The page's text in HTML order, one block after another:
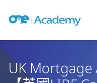
UK Mortgage